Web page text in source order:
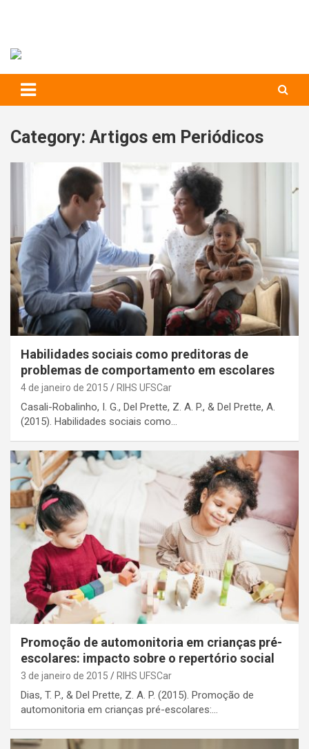
Category: Artigos em Periódicos
Habilidades sociais como preditoras de
problemas de comportamento em escolares
4 de janeiro de 2015 RIHS UFSCar
Casali-Robalinho, I. G., Del Prette, Z. A. P., & Del Prette, A.
(2015). Habilidades sociais como…
Promoção de automonitoria em crianças pré-
escolares: impacto sobre o repertório social
3 de janeiro de 2015 RIHS UFSCar
Dias, T. P., & Del Prette, Z. A. P. (2015). Promoção de
automonitoria em crianças pré-escolares:…